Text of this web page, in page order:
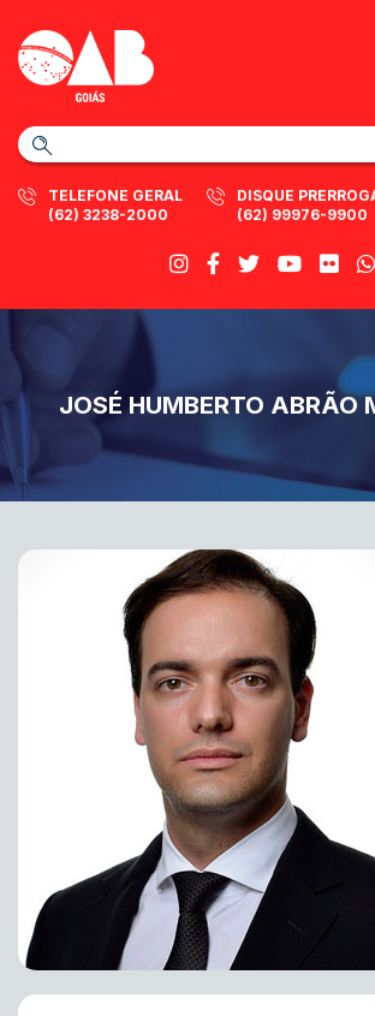
TELEFONE GERAL
(62) 3238-2000
DISQUE
(62) 99976-9900
JOSÉ HUMBERTO ABRÃO